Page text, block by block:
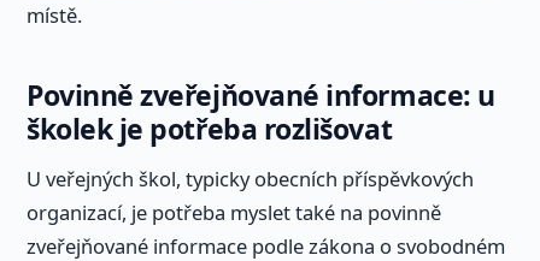
místě.
Povinně zveřejňované informace: u
školek je potřeba rozlišovat
U veřejných škol, typicky obecních příspěvkových
organizací, je potřeba myslet také na povinně
zveřejňované informace podle zákona o svobodném